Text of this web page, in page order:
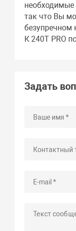
необходимые
так что Вы
безупречном
К 240Т PRO
Задать